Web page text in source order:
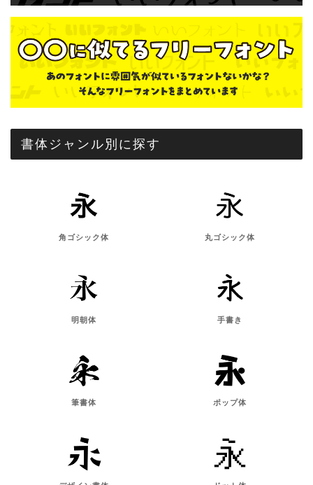
書体ジャンル別に探す
角ゴシック体 丸ゴシック体
明朝体 手書き
筆書体 ポップ体